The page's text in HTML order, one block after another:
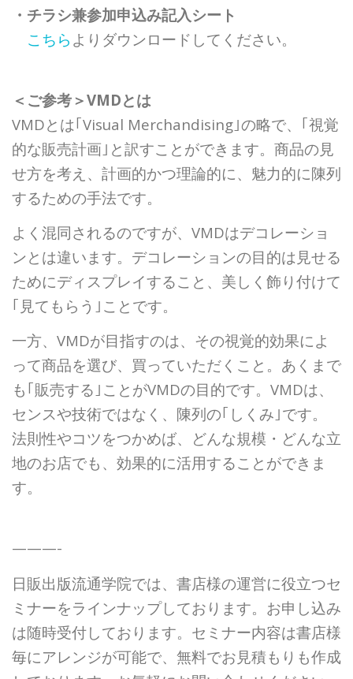
・チラシ兼参加申込み記入シート
こちら よりダウンロードしてください。
＜ご参考＞VMDとは
VMDとは｢Visual Merchandising｣の略で、｢視覚
的な販売計画｣と訳すことができます。商品の見
せ方を考え、計画的かつ理論的に、魅力的に陳列
するための手法です。
よく混同されるのですが、VMDはデコレーショ
ンとは違います。デコレーションの目的は見せる
ためにディスプレイすること、美しく飾り付けて
｢見てもらう｣ことです。
一方、VMDが目指すのは、その視覚的効果によ
って商品を選び、買っていただくこと。あくまで
も｢販売する｣ことがVMDの目的です。VMDは、
センスや技術ではなく、陳列の｢しくみ｣です。
法則性やコツをつかめば、どんな規模・どんな立
地のお店でも、効果的に活用することができま
す。
———-
日販出版流通学院では、書店様の運営に役立つセ
ミナーをラインナップしております。お申し込み
は随時受付しております。セミナー内容は書店様
毎にアレンジが可能で、無料でお見積もりも作成